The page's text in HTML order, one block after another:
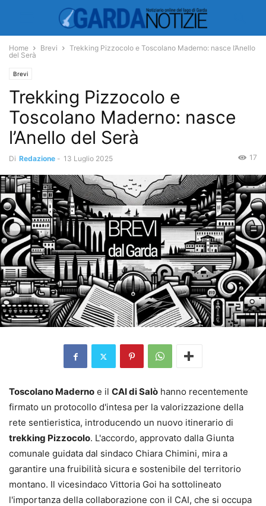
Home Brevi
Trekking Pizzocolo e Toscolano Maderno: nasce l’Anello
del Serà
Brevi
Trekking Pizzocolo e
Toscolano Maderno: nasce
l’Anello del Serà
Di Redazione - 13 Luglio 2025 17
Toscolano Maderno e il CAI di Salò hanno recentemente
firmato un protocollo d'intesa per la valorizzazione della
rete sentieristica, introducendo un nuovo itinerario di
trekking Pizzocolo. L'accordo, approvato dalla Giunta
comunale guidata dal sindaco Chiara Chimini, mira a
garantire una fruibilità sicura e sostenibile del territorio
montano. Il vicesindaco Vittoria Goi ha sottolineato
l'importanza della collaborazione con il CAI, che si occupa